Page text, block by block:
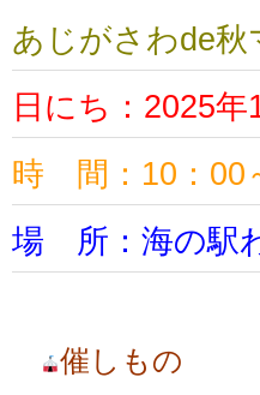
あじがさわde秋
日にち：2025年
時 間：10：00
場 所：海の駅
催しもの